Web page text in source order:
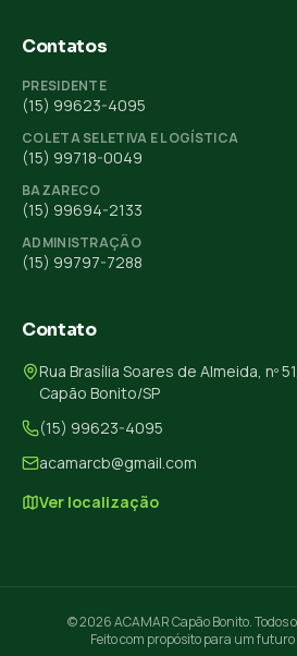
Contatos
PRESIDENTE
(15) 99623-4095
COLETA SELETIVA E LOGÍSTICA
(15) 99718-0049
BAZARECO
(15) 99694-2133
ADMINISTRAÇÃO
(15) 99797-7288
Contato
Rua Brasília Soares de Almeida, nº
Capão Bonito/SP
(15) 99623-4095
acamarcb@gmail.com
Ver localização
© 2026 ACAMAR Capão Bonito. Todos
Feito com propósito para um